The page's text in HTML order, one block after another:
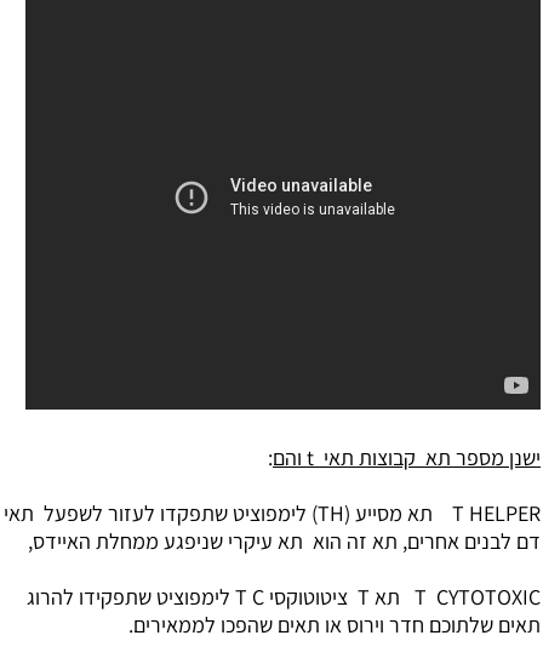
ישנן מספר תא קבוצות תאי t והם
:
T HELPER תא מסייע (TH) לימפוציט שתפקדו לעזור לשפעל תאי
דם לבנים אחרים, תא זה הוא תא עיקרי שניפגע ממחלת האיידס,
T CYTOTOXIC תא T ציטוטוקסי T C לימפוציט שתפקידו להרוג
תאים שלתוכם חדר וירוס או תאים שהפכו לממאירים.